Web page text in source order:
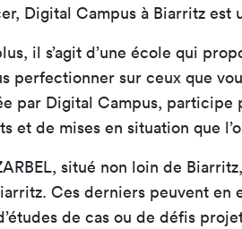
Digital Campus à Biarritz est
il s’agit d’une école qui
perfectionner sur ceux que
par Digital Campus, participe
et de mises en situation que
situé non loin de
Ces derniers peuvent
de cas ou de défis